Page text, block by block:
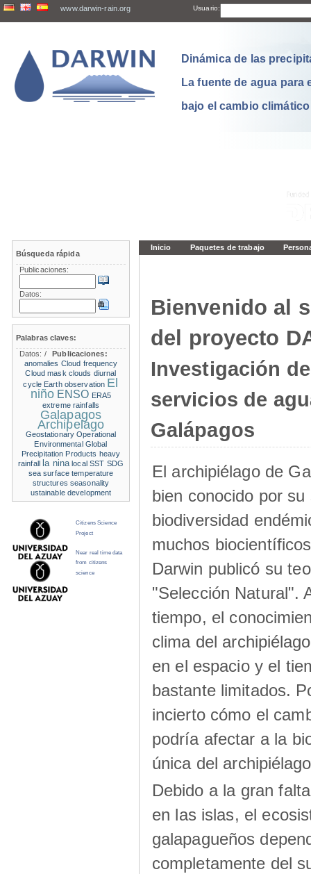
www.darwin-rain.org Usuario:
Dinámica de las
La fuente de agua para
bajo el cambio climático
Inicio Paquetes de trabajo
Bienvenido al
del proyecto
Investigación
servicios de
Galápagos
El archipiélago de
bien conocido por
biodiversidad
muchos
Darwin publicó su
"Selección Natural".
tiempo, el
clima del
en el espacio y el
bastante limitados.
incierto cómo el
podría afectar a la
única del
Debido a la gran
en las islas, el
galapagueños
completamente del
Búsqueda rápida
Publicaciones:
Datos:
Palabras claves:
Datos: /
Publicaciones:
anomalies Cloud frequency
Cloud mask clouds diurnal
cycle Earth observation El
niño ENSO ERA5
extreme rainfalls
Galapagos
Archipelago
Geostationary Operational
Environmental Global
Precipitation Products heavy
rainfall
la nina local SST SDG
sea surface temperature
structures seasonality
ustainable development
Citizens Science
Project
Near real time data
from citizens
science